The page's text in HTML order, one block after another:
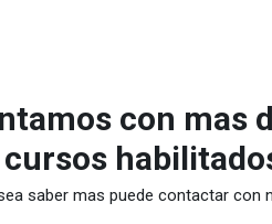
con mas
cursos
saber mas puede contactar con